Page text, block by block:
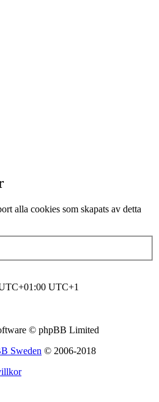
alla cookies som skapats av detta
UTC+1
© phpBB Limited
Sweden © 2006-2018